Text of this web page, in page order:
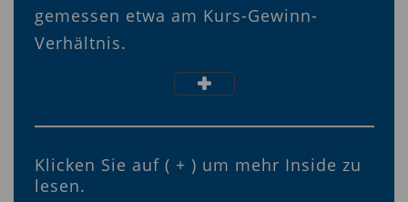
gemessen etwa am Kurs-Gewinn-
Verhältnis.
Klicken Sie auf ( + ) um mehr Inside zu
lesen.